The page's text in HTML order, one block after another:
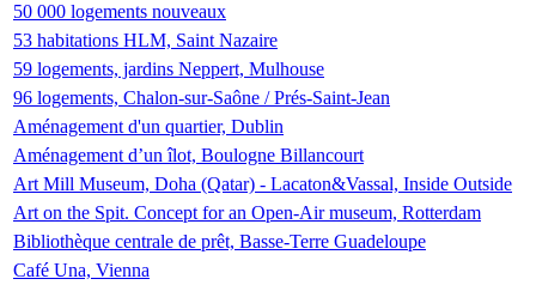
50 000 logements nouveaux
53 habitations HLM, Saint Nazaire
59 logements, jardins Neppert, Mulhouse
96 logements, Chalon-sur-Saône / Prés-Saint-Jean
Aménagement d'un quartier, Dublin
Aménagement d’un îlot, Boulogne Billancourt
Art Mill Museum, Doha (Qatar) - Lacaton&Vassal, Inside Outside
Art on the Spit. Concept for an Open-Air museum, Rotterdam
Bibliothèque centrale de prêt, Basse-Terre Guadeloupe
Café Una, Vienna